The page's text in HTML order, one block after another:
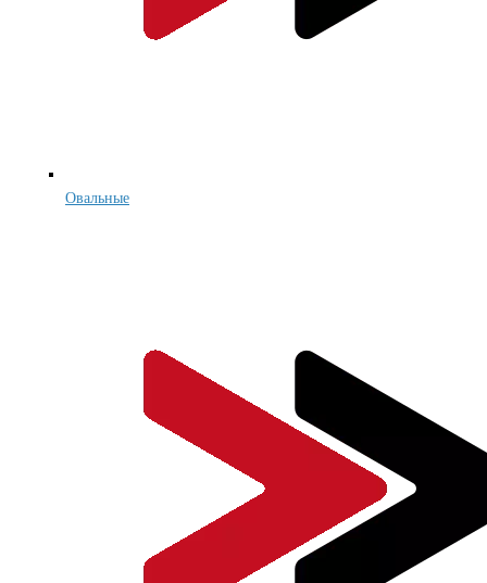
Овальные